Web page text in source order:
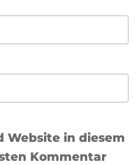
Website in diesem
Kommentar